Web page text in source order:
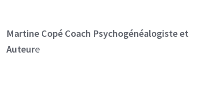
Martine Copé Coach Psychogénéalogiste et
Auteure